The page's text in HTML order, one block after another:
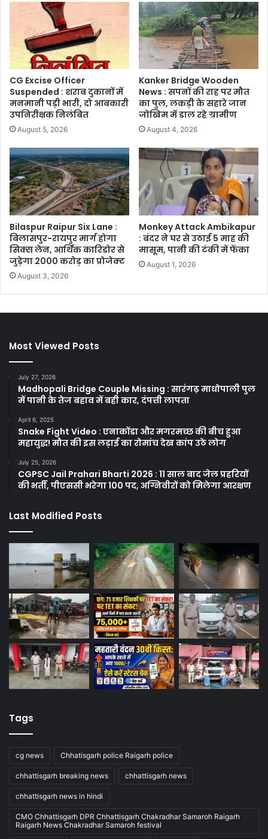
CG Excise Officer
Suspended : शराब दुकानों में
मनमानी पड़ी भारी, दो आबकारी
उपनिरीक्षक निलंबित
August 5, 2026
Kanker Bridge Wooden
News : सपनों की राह पर मौत
का पुल, लकड़ी के सहारे जान
जोखिम में डाल रहे ग्रामीण
August 4, 2026
Bilaspur Raipur Six Lane :
बिलासपुर-रायपुर मार्ग होगा
सिक्स लेन, आर्थिक कारिडोर से
जुड़ेगा 2000 करोड़ का प्रोजेक्ट
August 3, 2026
Monkey Attack Ambikapur
: बंदर ने घर से उठाई 5 माह की
मासूम, पानी की टंकी में फेंका
August 1, 2026
Most Viewed Posts
July 27, 2026
Madhopali Bridge Couple Missing : सारंगढ़ माधोपाली पुल
में पानी के तेज बहाव में बही कार, दंपत्ती लापता
April 6, 2025
Snake Fight Video : एनाकोंडा और मगरमच्छ की बीच हुआ
महायुद्ध! मौत की इस लड़ाई का रोमांच देख कांप उठे लोग
July 25, 2026
CGPSC Jail Prahari Bharti 2026 : 11 साल बाद जेल प्रहरियों
की भर्ती, पीएससी भरेगा 100 पद, अग्निवीरों को मिलेगा आरक्षण
Last Modified Posts
Tags
cg news Chhatisgarh police Raigarh police
chhattisgarh breaking news chhattisgarh news
chhattisgarh news in hindi
CMO Chhattisgarh DPR Chhattisgarh Chakradhar Samaroh Raigarh
Raigarh News Chakradhar Samaroh festival